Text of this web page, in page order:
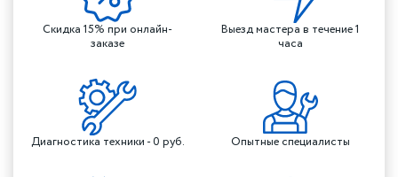
Скидка 15% при онлайн-
заказе
Выезд мастера в течение 1
часа
Диагностика техники - 0 руб. Опытные специалисты